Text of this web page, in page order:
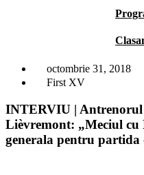
octombrie 31, 2018
First XV
INTERVIU | Antrenorul
Lièvremont: „Meciul cu
generala pentru partida